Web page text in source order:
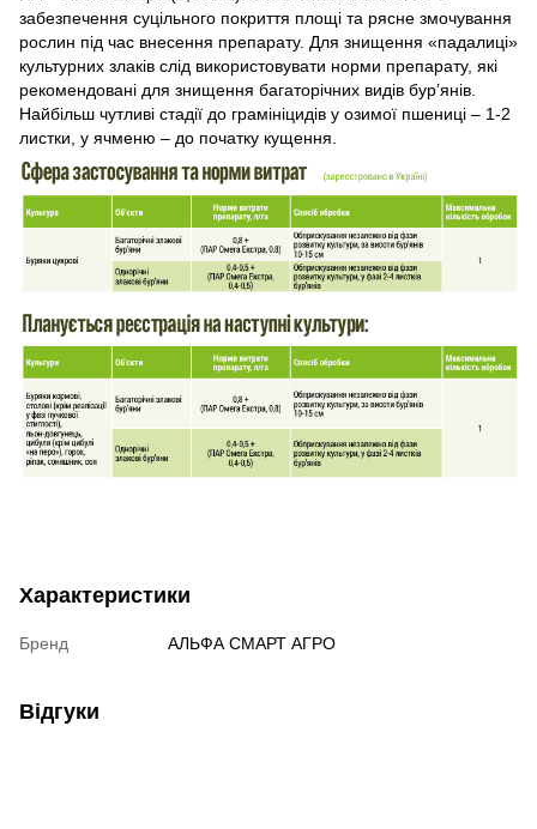
забезпечення суцільного покриття площі та рясне змочування
рослин під час внесення препарату. Для знищення «падалиці»
культурних злаків слід використовувати норми препарату, які
рекомендовані для знищення багаторічних видів бур’янів.
Найбільш чутливі стадії до грамініцидів у озимої пшениці – 1-2
листки, у ячменю – до початку кущення.
Характеристики
Бренд АЛЬФА СМАРТ АГРО
Відгуки